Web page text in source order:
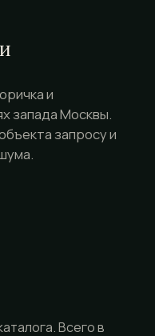
и
запада Москвы.
запросу и
Всего в